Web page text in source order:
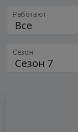
Работают
Сезон